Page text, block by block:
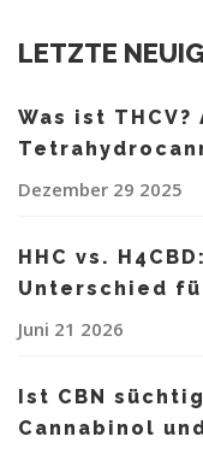
LETZTE
Was ist
Dezember 29 2025
HHC vs.
Unterschied
Juni 21 2026
Ist CBN
Cannabinol